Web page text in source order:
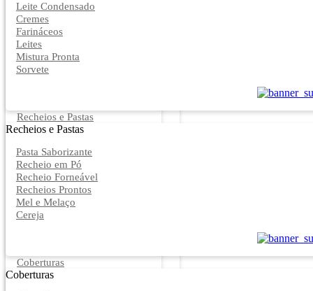
Leite Condensado
Cremes
Farináceos
Leites
Mistura Pronta
Sorvete
Recheios e Pastas
Recheios e Pastas
Pasta Saborizante
Recheio em Pó
Recheio Forneável
Recheios Prontos
Mel e Melaço
Cereja
Coberturas
Coberturas